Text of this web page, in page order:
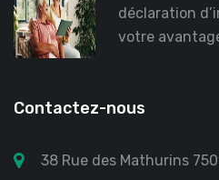
déclaration
votre
Contactez-nous
38 Rue des Mathurins